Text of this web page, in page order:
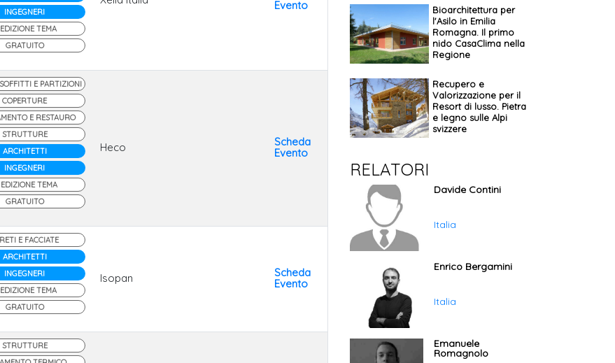
INGEGNERI
EDIZIONE TEMA
GRATUITO
Evento
E PARTIZIONI
COPERTURE
E RESTAURO
STRUTTURE
ARCHITETTI
INGEGNERI
EDIZIONE TEMA
GRATUITO
Heco
Scheda
Evento
E FACCIATE
ARCHITETTI
INGEGNERI
EDIZIONE TEMA
GRATUITO
Isopan
Scheda
Evento
STRUTTURE
Bioarchitettura per
l'Asilo in Emilia
Romagna. Il primo
nido CasaClima nella
Regione
Recupero e
Valorizzazione per il
Resort di lusso. Pietra
e legno sulle Alpi
svizzere
RELATORI
Davide Contini
Italia
Enrico Bergamini
Italia
Emanuele
Romagnolo